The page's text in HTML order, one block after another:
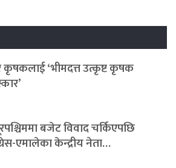
कृषकलाई ‘भीमदत्त उत्कृष्ट कृषक
बजेट विवाद चर्किएपछि
एमालेका केन्द्रीय नेता…